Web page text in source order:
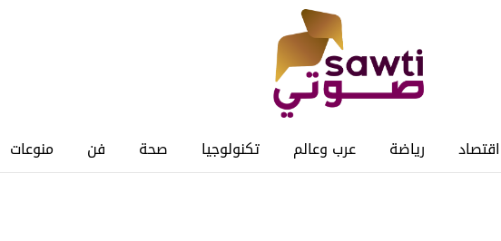
اقتصاد رياضة عرب وعالم تكنولوجيا صحة فن منوعات